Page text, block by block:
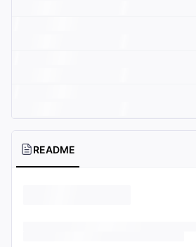
README